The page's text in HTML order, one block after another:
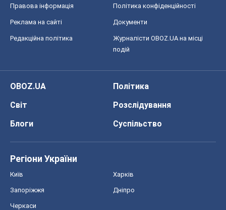
Правова інформація Політика конфіденційності
Реклама на сайті Документи
Редакційна політика
Журналісти OBOZ.UA на місці
подій
OBOZ.UA
Політика
Світ
Розслідування
Блоги
Суспільство
Регіони України
Київ Харків
Запоріжжя Дніпро
Черкаси